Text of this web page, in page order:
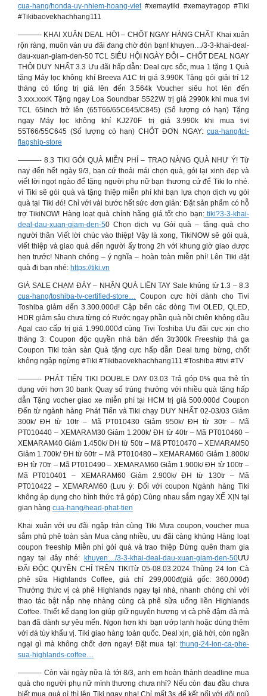
cua-hang/honda-uy-nhiem-hoang-viet#xemaytiki #xemaytragop #Tiki
#Tikibaovekhachhang111
———- KHAI XUÂN DEAL HỜI – CHỐT NGAY HÀNG CHẤT Khai xuân
rộn ràng, muôn vàn ưu đãi đang chờ đón bạn! khuyen…/3-3-khai-deal-
dau-xuan-giam-den-50 TCL SIÊU HỘI NGÀY ĐÔI – CHỐT DEAL NGAY
THÔI DUY NHẤT 3.3 Ưu đãi hấp dẫn: Deal cực sốc, mua 1 tặng 1 Quà
tặng Máy lọc không khí Breeva A1C trị giá 3.990K Tặng gói giải trí 12
tháng có tổng trị giá lên đến 3.564k Voucher siêu hot lên đến
3.xxx.xxxK Tặng ngay Loa Soundbar S522W trị giá 2990k khi mua tivi
TCL 65inch trở lên (65T66/65C645/C845) (Số lượng có hạn) Tặng
ngay Máy lọc không khí KJ270F trị giá 3.990k khi mua tivi
55T66/55C645 (Số lượng có hạn) CHỐT ĐƠN NGAY: cua-hang/tcl-
flagship-store
———- 8.3 TIKI GÓI QUÀ MIỄN PHÍ – TRAO NÀNG QUÀ NHƯ Ý! Từ
nay đến hết ngày 9/3, bạn cứ thoải mái chọn quà, gói lại xinh đẹp và
viết lời ngọt ngào để tặng người phụ nữ bạn thương cứ để Tiki lo nhé.
vì Tiki sẽ gói quà và tặng thiệp miễn phí khi bạn lựa chọn dịch vụ gói
quà tại Tiki đó! Chỉ với vài bước hết sức đơn giản: Đặt sản phẩm có hỗ
trợ TikiNOW! Hàng loạt quà chính hãng giá tốt cho bạn:tiki?3-3-khai-
deal-dau-xuan-giam-den-50 Chọn dịch vụ Gói quà – tặng quà cho
người thân Viết lời chúc vào thiệp! Vậy là xong, TikiNOW sẽ gói quà,
viết thiệp và giao quà đến người ấy trong 2h với khung giờ giao được
hẹn trước! Nhanh chóng – ý nghĩa – hoàn toàn miễn phí! Lên Tiki đặt
quà đi bạn nhé: https://tiki.vn
GIÁ SALE CHẠM ĐÁY – NHẬN QUÀ LIỀN TAY Sale khủng từ 1.3 – 8.3
cua-hang/toshiba-tv-certified-store… Coupon cực hời dành cho Tivi
Toshiba giảm đến 3.300.000đ! Cập bến các dòng Tivi OLED, QLED,
HDR giảm sâu chưa từng có Rước ngay phần quà nồi chiên không dầu
Agal cao cấp trị giá 1.990.000đ cùng Tivi Toshiba Ưu đãi cực xịn cho
tháng 3: Coupon độc quyền nhà bán đến 3tr300k Freeship thả ga
Coupon Tiki toàn sàn Quà tặng cực hấp dẫn Deal tưng bừng, chốt
không ngập ngừng #Tiki #Tikibaovekhachhang111 #Toshiba #tivi #TV
———- PHÁT TIẾN TIKI DOUBLE DAY 03.03 Trả góp 0% qua thẻ tín
dụng với hơn 30 bank Quay số trúng thưởng với nhiều quà tặng hấp
dẫn Tặng vocher giao xe miễn phí tại HCM trị giá 500.000đ Coupon
Đến từ ngành hàng Phát Tiến và Tiki chạy DUY NHẤT 02-03/03 Giảm
300k/ ĐH từ 10tr – Mã PT010430 Giảm 950k/ ĐH từ 30tr – Mã
PT010440 – XEMARAM30 Giảm 1.200k/ ĐH từ 40tr – Mã PT010460 –
XEMARAM40 Giảm 1.450k/ ĐH từ 50tr – Mã PT010470 – XEMARAM50
Giảm 1.700k/ ĐH từ 60tr – Mã PT010480 – XEMARAM60 Giảm 1.800k/
ĐH từ 70tr – Mã PT010490 – XEMARAM60 Giảm 1.900k/ ĐH từ 100tr –
Mã PT010401 – XEMARAM60 Giảm 2.900k/ ĐH từ 130tr – Mã
PT010422 – XEMARAM60 (Lưu ý: Đối với coupon Ngành hàng Tiki
không áp dụng cho hình thức trả góp) Cùng nhau sắm ngay XẾ XỊN tại
gian hàng cua-hang/head-phat-tien
Khai xuân với ưu đãi ngập tràn cùng Tiki Mưa coupon, voucher mua
sắm phủ phê toàn sàn Mua càng nhiều, ưu đãi càng khủng Hàng loạt
coupon freeship Miễn phí gói quà và trao thiệp Đừng quên tham gia
ngay tại đây nhé:
khuyen…/3-3-khai-deal-dau-xuan-giam-den-50ƯU
ĐÃI ĐỘC QUYỀN CHỈ TRÊN TIKITừ 05-08.03.2024 Thùng 24 lon Cà
phê sữa Highlands Coffee, giá chỉ 299,000đ(giá gốc: 360,000đ)
Thưởng thức vị cà phê Highlands ngay tại nhà, nhanh chóng chỉ với
thao tác bật nắp nhẹ nhàng cùng cà phê sữa uống liền Highlands
Coffee. Thiết kế dạng lon giúp giữ nguyên hương vị cà phê đậm đà mà
bạn đã dành sự yêu mến. Ngon hơn khi bạn ướp lạnh hoặc dùng thêm
với đá tùy khẩu vị. Tiki giao hàng toàn quốc. Deal xịn, giá hời, còn ngần
ngại gì mà không chốt đơn ngay! Đặt mua tại: thung-24-lon-ca-phe-
sua-highlands-coffee…
———- Còn vài ngày nữa là tới 8/3, anh em hoàn thành deadline mua
quà cho người phụ nữ mình thương chưa nhỉ? Nếu còn đau đầu chưa
biết mua quà gì thì lên Tiki ngay nha! Chỉ mất 3s để kết nối với đội ngũ